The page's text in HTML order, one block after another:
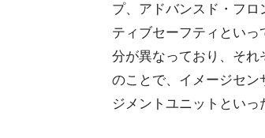
プ、アドバンスド・フ
ティブセーフティとい
分が異なっており、それ
のことで、イメージセ
ジメントユニットといっ